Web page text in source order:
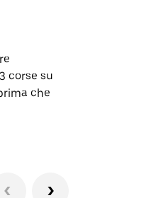
corse su
che